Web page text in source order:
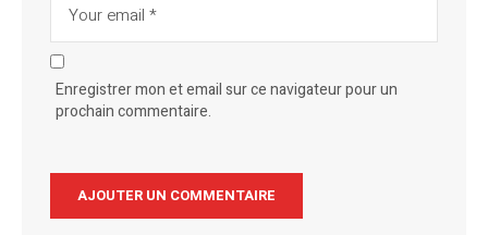
Enregistrer mon et email sur ce navigateur pour un
prochain commentaire.